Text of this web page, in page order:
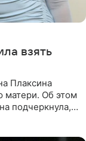
взять
Плаксина
матери. Об этом
подчеркнула,